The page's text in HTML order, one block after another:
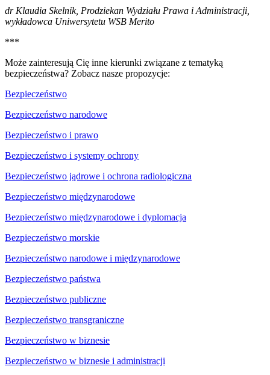
dr Klaudia Skelnik, Prodziekan Wydziału Prawa i Administracji,
wykładowca Uniwersytetu WSB Merito
***
Może zainteresują Cię inne kierunki związane z tematyką
bezpieczeństwa? Zobacz nasze propozycje:
Bezpieczeństwo
Bezpieczeństwo narodowe
Bezpieczeństwo i prawo
Bezpieczeństwo i systemy ochrony
Bezpieczeństwo jądrowe i ochrona radiologiczna
Bezpieczeństwo międzynarodowe
Bezpieczeństwo międzynarodowe i dyplomacja
Bezpieczeństwo morskie
Bezpieczeństwo narodowe i międzynarodowe
Bezpieczeństwo państwa
Bezpieczeństwo publiczne
Bezpieczeństwo transgraniczne
Bezpieczeństwo w biznesie
Bezpieczeństwo w biznesie i administracji